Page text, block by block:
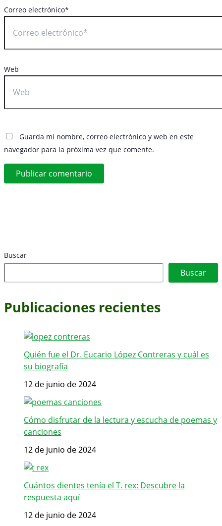
Correo electrónico*
Web
Guarda mi nombre, correo electrónico y web en este
navegador para la próxima vez que comente.
Buscar
Buscar
Publicaciones recientes
Quién fue el Dr. Eucario López Contreras y cuál es
su biografía
12 de junio de 2024
Cómo disfrutar de la lectura y escucha de poemas y
canciones
12 de junio de 2024
Cuántos dientes tenía el T. rex: Descubre la
respuesta aquí
12 de junio de 2024